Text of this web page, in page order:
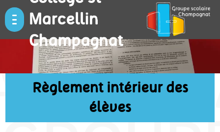
Marcellin
Champagnat
Règlement intérieur des
élèves